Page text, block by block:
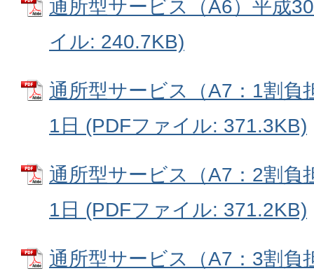
通所型サービス（A6）平成
イル: 240.7KB)
通所型サービス（A7：1割負
1日 (PDFファイル: 371.3KB)
通所型サービス（A7：2割負
1日 (PDFファイル: 371.2KB)
通所型サービス（A7：3割負